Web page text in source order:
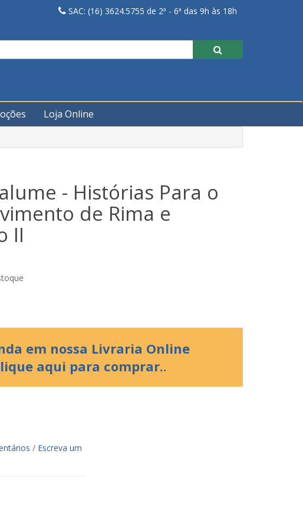
SAC: (16) 3624.5755 de 2ª - 6ª das 9h às 18h
Loja Online
- Histórias Para o
de Rima e
II
em nossa Livraria Online
aqui para comprar..
/ Escreva um